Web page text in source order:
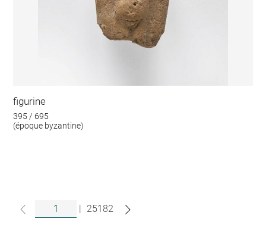
figurine
395 / 695
(époque byzantine)
| 25182